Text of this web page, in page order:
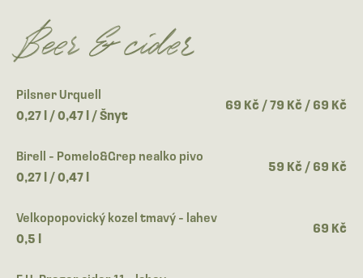
Beer & cider
Pilsner Urquell
0,27 l / 0,47 l / Šnyt
69 Kč / 79 Kč / 69 Kč
Birell - Pomelo&Grep nealko pivo
0,27 l / 0,47 l
59 Kč / 69 Kč
Velkopopovický kozel tmavý - lahev
0,5 l
69 Kč